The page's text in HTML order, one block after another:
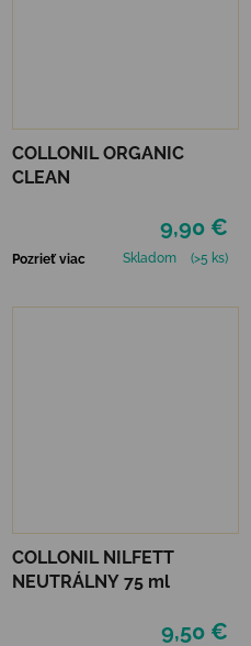
COLLONIL ORGANIC
CLEAN
9,90 €
Pozrieť viac Skladom (>5 ks)
COLLONIL NILFETT
NEUTRÁLNY 75 ml
9,50 €